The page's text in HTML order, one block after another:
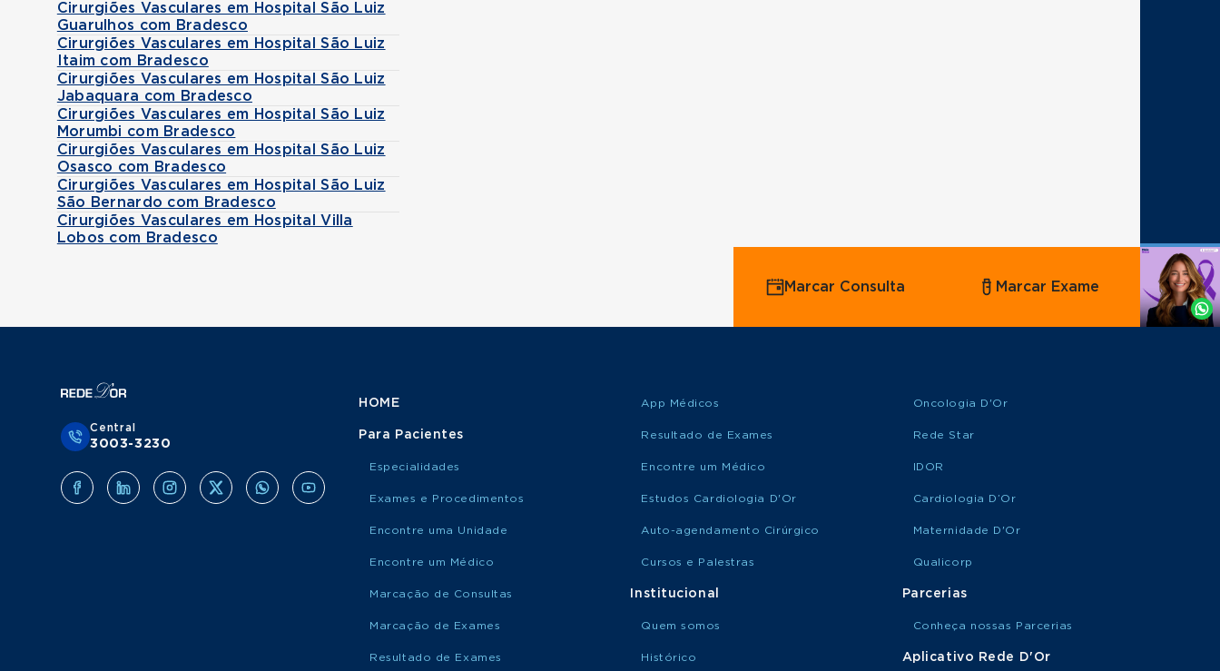
Cirurgiões Vasculares em Hospital São Luiz
Guarulhos com Bradesco
Cirurgiões Vasculares em Hospital São Luiz
Itaim com Bradesco
Cirurgiões Vasculares em Hospital São Luiz
Jabaquara com Bradesco
Cirurgiões Vasculares em Hospital São Luiz
Morumbi com Bradesco
Cirurgiões Vasculares em Hospital São Luiz
Osasco com Bradesco
Cirurgiões Vasculares em Hospital São Luiz
São Bernardo com Bradesco
Cirurgiões Vasculares em Hospital Villa
Lobos com Bradesco
Agende
Whatsapp
Marcar Consulta Marcar Exame
Central
3003-3230
HOME
Para Pacientes
Especialidades
Exames e Procedimentos
Encontre uma Unidade
Encontre um Médico
Marcação de Consultas
Marcação de Exames
Resultado de Exames
App Médicos
Resultado de Exames
Encontre um Médico
Estudos Cardiologia D'Or
Auto-agendamento Cirúrgico
Cursos e Palestras
Institucional
Quem somos
Histórico
Oncologia D'Or
Rede Star
IDOR
Cardiologia D’Or
Maternidade D'Or
Qualicorp
Parcerias
Conheça nossas Parcerias
Aplicativo Rede D'Or